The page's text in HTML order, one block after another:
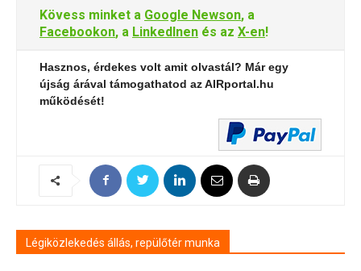
Kövess minket a Google Newson, a
Facebookon, a LinkedInen és az X-en!
Hasznos, érdekes volt amit olvastál? Már egy
újság árával támogathatod az AIRportal.hu
működését!
Légiközlekedés állás, repülőtér munka